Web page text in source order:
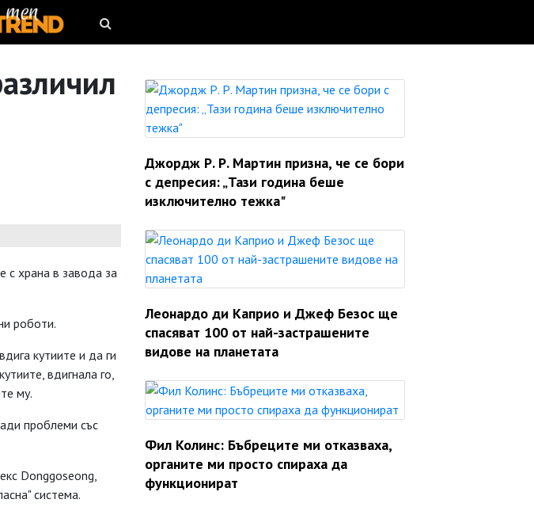
с храна в завода за
роботи.
кутиите и да ги
вдигнала го,
му.
проблеми със
Donggoseong,
система.
Джордж Р. Р. Мартин призна, че се бори
с депресия: „Тази година беше
изключително тежка"
Леонардо ди Каприо и Джеф Безос ще
спасяват 100 от най-застрашените
видове на планетата
Фил Колинс: Бъбреците ми отказваха,
органите ми просто спираха да
функционират